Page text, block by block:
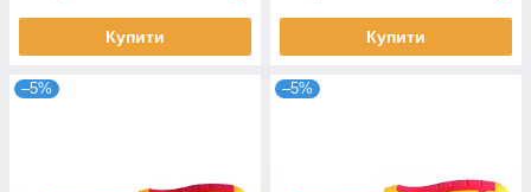
Купити Купити
–5% –5%